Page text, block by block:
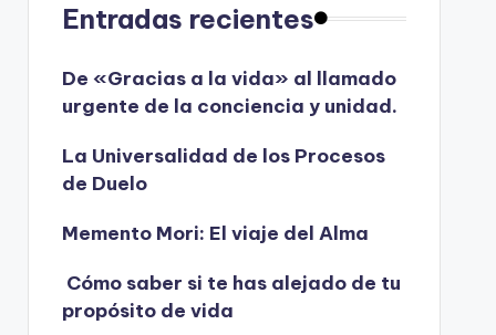
Entradas recientes
De «Gracias a la vida» al llamado
urgente de la conciencia y unidad.
La Universalidad de los Procesos
de Duelo
Memento Mori: El viaje del Alma
Cómo saber si te has alejado de tu
propósito de vida